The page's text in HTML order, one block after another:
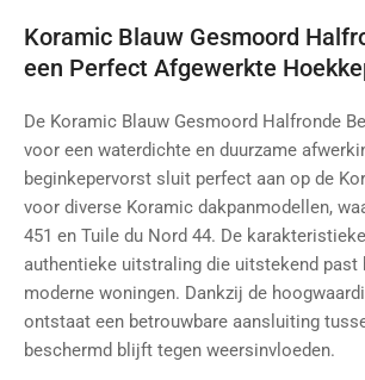
Koramic Blauw Gesmoord
een Perfect Afgewerkte
De Koramic Blauw Gesmoord Halfronde
voor een waterdichte en duurzame
beginkepervorst sluit perfect aan op de
voor diverse Koramic dakpanmodellen,
451 en Tuile du Nord 44. De
authentieke uitstraling die uitstekend
moderne woningen. Dankzij de
ontstaat een betrouwbare aansluiting
beschermd blijft tegen weersinvloeden.